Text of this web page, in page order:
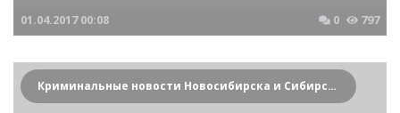
01.04.2017 00:08 0 797
Криминальные новости Новосибирска и Сибирского региона